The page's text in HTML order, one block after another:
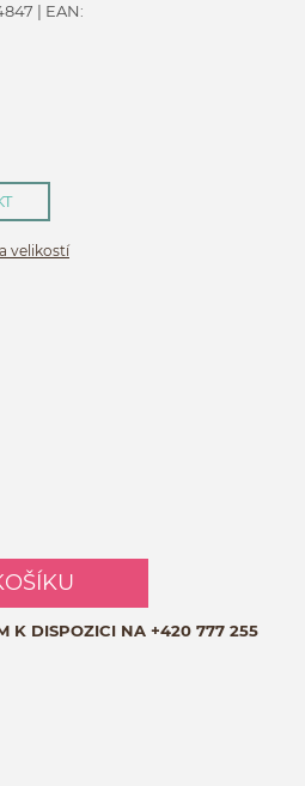
| EAN:
velikostí
K DISPOZICI NA +420 777 255